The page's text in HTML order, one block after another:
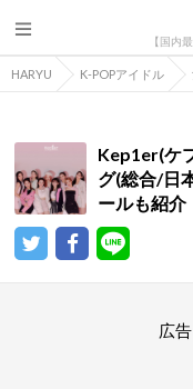
【国内
HARYU K-POPアイドル
Kep1er(ケ
グ(総合/日
ールも紹介
広